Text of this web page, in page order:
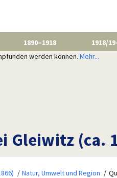
1890–1918 1918/
werden können. Mehr...
Gleiwitz (ca.
Natur, Umwelt und Region